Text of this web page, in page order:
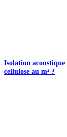
Isolation
cellulose au m² ?